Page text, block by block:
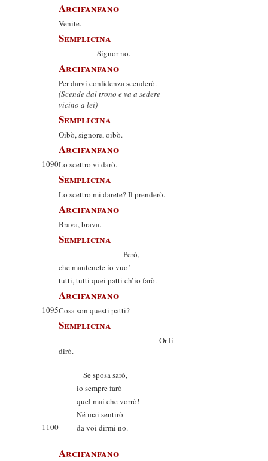
Arcifanfano
Venite.
Semplicina
Signor no.
Arcifanfano
Per darvi confidenza scenderò.
(Scende dal trono e va a sedere
vicino a lei)
Semplicina
Oibò, signore, oibò.
Arcifanfano
1090Lo scettro vi darò.
Semplicina
Lo scettro mi darete? Il prenderò.
Arcifanfano
Brava, brava.
Semplicina
Però,
che mantenete io vuo’
tutti, tutti quei patti ch’io farò.
Arcifanfano
1095Cosa son questi patti?
Semplicina
Or li
dirò.
Se sposa sarò,
io sempre farò
quel mai che vorrò!
Né mai sentirò
1100
da voi dirmi no.
Arcifanfano